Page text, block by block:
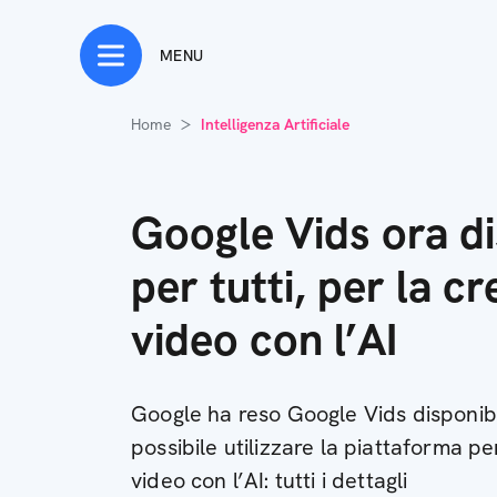
MENU
Home Intelligenza Artificiale
Google Vids ora
per tutti, per la
video con l’AI
Google ha reso Google Vids
possibile utilizzare la piattaforma
video con l’AI: tutti i dettagli